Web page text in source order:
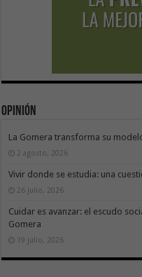
Opinión
La Gomera transforma su
2 agosto, 2026
Vivir donde se estudia: una
26 julio, 2026
Cuidar es avanzar: el escudo
Gomera
19 julio, 2026